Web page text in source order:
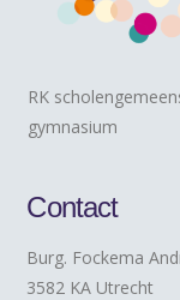
RK
gymnasium
Contact
Burg. Fockema
3582 KA Utrecht